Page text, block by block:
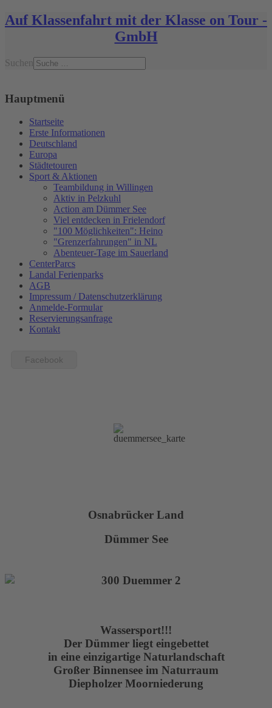
Auf Klassenfahrt mit der Klasse on Tour -
GmbH
Suchen
Hauptmenü
Startseite
Erste Informationen
Deutschland
Europa
Städtetouren
Sport & Aktionen
Teambildung in Willingen
Aktiv in Pelzkuhl
Action am Dümmer See
Viel entdecken in Frielendorf
"100 Möglichkeiten": Heino
"Grenzerfahrungen" in NL
Abenteuer-Tage im Sauerland
CenterParcs
Landal Ferienparks
AGB
Impressum / Datenschutzerklärung
Anmelde-Formular
Reservierungsanfrage
Kontakt
Facebook
Osnabrücker Land
Dümmer See
Wassersport!!!
Der Dümmer liegt eingebettet
in eine einzigartige Naturlandschaft
Großer Binnensee im Naturraum
Diepholzer Moorniederung